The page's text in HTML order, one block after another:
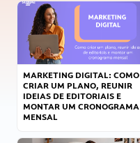
MARKETING DIGITAL: COMO
CRIAR UM PLANO, REUNIR
IDEIAS DE EDITORIAIS E
MONTAR UM CRONOGRAMA
MENSAL